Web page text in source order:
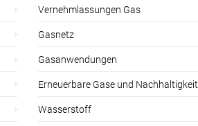
Vernehmlassungen Gas
Gasnetz
Gasanwendungen
Erneuerbare Gase und Nachhaltigkeit
Wasserstoff